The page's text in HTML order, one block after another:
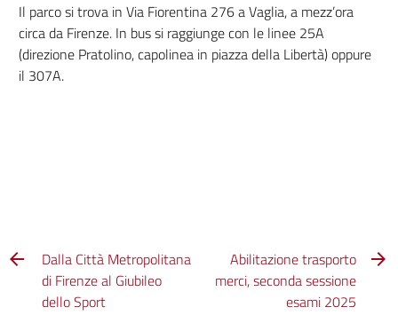
Il parco si trova in Via Fiorentina 276 a Vaglia, a mezz’ora
circa da Firenze. In bus si raggiunge con le linee 25A
(direzione Pratolino, capolinea in piazza della Libertà) oppure
il 307A.
Dalla Città Metropolitana
di Firenze al Giubileo
dello Sport
Abilitazione trasporto
merci, seconda sessione
esami 2025